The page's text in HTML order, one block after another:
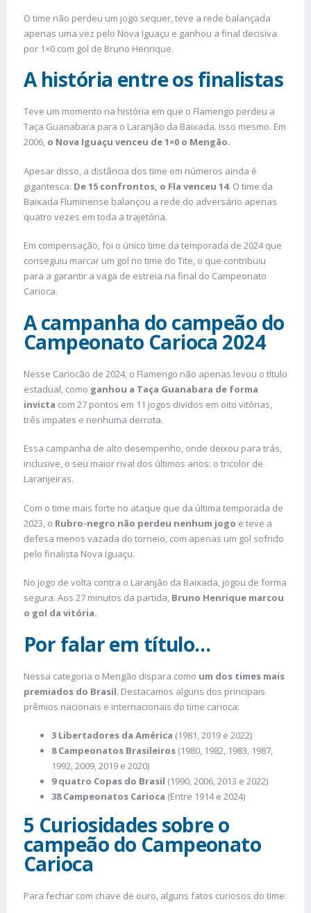
O time não perdeu um jogo sequer, teve a rede balançada
apenas uma vez pelo Nova Iguaçu e ganhou a final decisiva
por 1×0 com gol de Bruno Henrique.
A história entre os finalistas
Teve um momento na história em que o Flamengo perdeu a
Taça Guanabara para o Laranjão da Baixada. Isso mesmo. Em
2006, o Nova Iguaçu venceu de 1×0 o Mengão.
Apesar disso, a distância dos time em números ainda é
gigantesca. De 15 confrontos, o Fla venceu 14. O time da
Baixada Fluminense balançou a rede do adversário apenas
quatro vezes em toda a trajetória.
Em compensação, foi o único time da temporada de 2024 que
conseguiu marcar um gol no time do Tite, o que contribuiu
para a garantir a vaga de estreia na final do Campeonato
Carioca.
A campanha do campeão do
Campeonato Carioca 2024
Nesse Cariocão de 2024, o Flamengo não apenas levou o título
estadual, como ganhou a Taça Guanabara de forma
invicta com 27 pontos em 11 jogos dividos em oito vitórias,
três impates e nenhuma derrota.
Essa campanha de alto desempenho, onde deixou para trás,
inclusive, o seu maior rival dos últimos anos: o tricolor de
Laranjeiras.
Com o time mais forte no ataque que da última temporada de
2023, o Rubro-negro não perdeu nenhum jogo e teve a
defesa menos vazada do torneio, com apenas um gol sofrido
pelo finalista Nova Iguaçu.
No jogo de volta contra o Laranjão da Baixada, jogou de forma
segura. Aos 27 minutos da partida, Bruno Henrique marcou
o gol da vitória.
Por falar em título…
Nessa categoria o Mengão dispara como um dos times mais
premiados do Brasil. Destacamos alguns dos principais
prêmios nacionais e internacionais do time carioca:
3 Libertadores da América (1981, 2019 e 2022)
8 Campeonatos Brasileiros (1980, 1982, 1983, 1987,
1992, 2009, 2019 e 2020)
9 quatro Copas do Brasil (1990, 2006, 2013 e 2022)
38 Campeonatos Carioca (Entre 1914 e 2024)
5 Curiosidades sobre o
campeão do Campeonato
Carioca
Para fechar com chave de ouro, alguns fatos curiosos do time: